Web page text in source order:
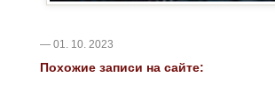
— 01. 10. 2023
Похожие записи на сайте: